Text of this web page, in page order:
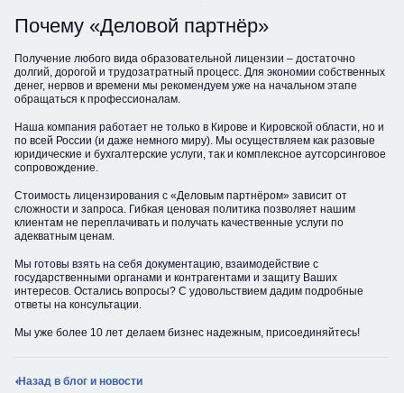
Почему «Деловой партнёр»
Получение любого вида образовательной лицензии – достаточно
долгий, дорогой и трудозатратный процесс. Для экономии собственных
денег, нервов и времени мы рекомендуем уже на начальном этапе
обращаться к профессионалам.
Наша компания работает не только в Кирове и Кировской области, но и
по всей России (и даже немного миру). Мы осуществляем как разовые
юридические и бухгалтерские услуги, так и комплексное аутсорсинговое
сопровождение.
Стоимость лицензирования с «Деловым партнёром» зависит от
сложности и запроса. Гибкая ценовая политика позволяет нашим
клиентам не переплачивать и получать качественные услуги по
адекватным ценам.
Мы готовы взять на себя документацию, взаимодействие с
государственными органами и контрагентами и защиту Ваших
интересов. Остались вопросы? С удовольствием дадим подробные
ответы на консультации.
Мы уже более 10 лет делаем бизнес надежным, присоединяйтесь!
Назад в блог и новости